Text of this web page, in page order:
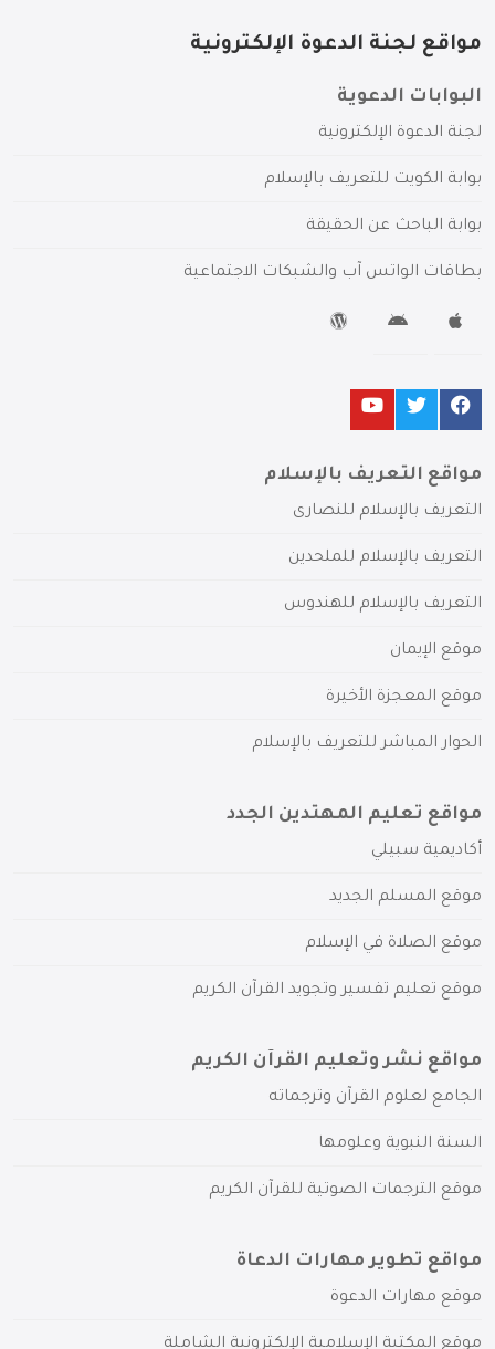
مواقع لجنة الدعوة الإلكترونية
البوابات الدعوية
لجنة الدعوة الإلكترونية
بوابة الكويت للتعريف بالإسلام
بوابة الباحث عن الحقيقة
بطاقات الواتس آب والشبكات الاجتماعية
مواقع التعريف بالإسلام
التعريف بالإسلام للنصارى
التعريف بالإسلام للملحدين
التعريف بالإسلام للهندوس
موقع الإيمان
موقع المعجزة الأخيرة
الحوار المباشر للتعريف بالإسلام
مواقع تعليم المهتدين الجدد
أكاديمية سبيلي
موقع المسلم الجديد
موقع الصلاة في الإسلام
موقع تعليم تفسير وتجويد القرآن الكريم
مواقع نشر وتعليم القرآن الكريم
الجامع لعلوم القرآن وترجماته
السنة النبوية وعلومها
موقع الترجمات الصوتية للقرآن الكريم
مواقع تطوير مهارات الدعاة
موقع مهارات الدعوة
موقع المكتبة الإسلامية الإلكترونية الشاملة